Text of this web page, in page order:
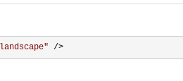
landscape" />